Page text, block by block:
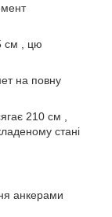
см , цю
на повну
210 см ,
стані
анкерами